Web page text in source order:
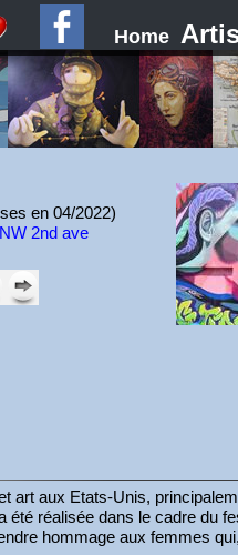
Home
en 04/2022)
2nd ave
art aux Etats-Unis,
été réalisée dans le cadre du
hommage aux femmes